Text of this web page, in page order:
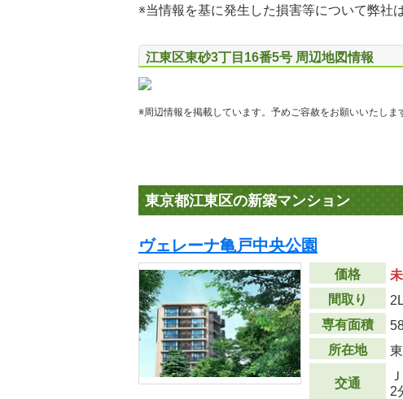
※当情報を基に発生した損害等について弊社
江東区東砂3丁目16番5号 周辺地図情報
※周辺情報を掲載しています。予めご容赦をお願いいたしま
東京都江東区の新築マンション
ヴェレーナ亀戸中央公園
価格
間取り
専有面積
所在地
交通
2